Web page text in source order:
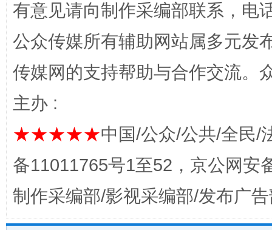
完善运行机制助力责任有效落实 一纸欠
有意见请向制作采编部联系，电
公众传媒所有辅助网站属多元发
传媒网的支持帮助与合作交流。
主办 :
★★★★★中国/公众/公共/全民/
备11011765号1至52，京公网安
制作采编部/影视采编部/发布广